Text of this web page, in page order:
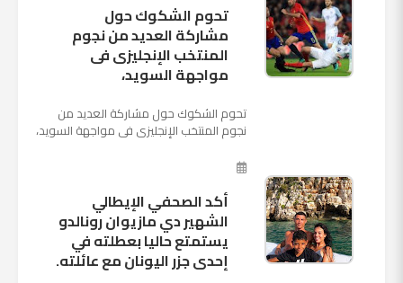
تحوم الشكوك حول
مشاركة العديد من نجوم
المنتخب الإنجليزى فى
مواجهة السويد،
تحوم الشكوك حول مشاركة العديد من
نجوم المنتخب الإنجليزى فى مواجهة السويد،
ملعب "كوزموس آ...
أكد الصحفي الإيطالي
الشهير دي مازيوان رونالدو
يستمتع حاليا بعطلته في
إحدى جزر اليونان مع عائلته.